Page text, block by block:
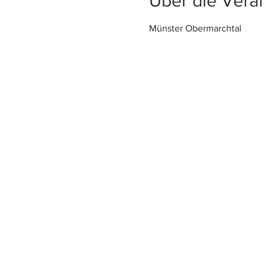
Münster Obermarchtal